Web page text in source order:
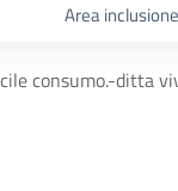
Area
consumo.-ditta